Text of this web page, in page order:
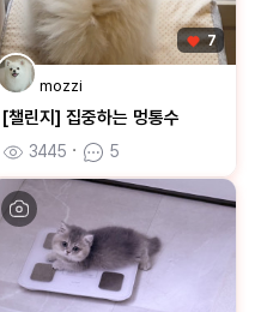
7
mozzi
[챌린지] 집중하는 멍통수
3445 ㆍ 5